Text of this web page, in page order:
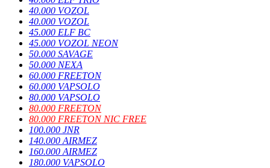
40.000 VOZOL
40.000 VOZOL
45.000 ELF BC
45.000 VOZOL NEON
50.000 SAVAGE
50.000 NEXA
60.000 FREETON
60.000 VAPSOLO
80.000 VAPSOLO
80.000 FREETON
80.000 FREETON NIC FREE
100.000 JNR
140.000 AIRMEZ
160.000 AIRMEZ
180.000 VAPSOLO